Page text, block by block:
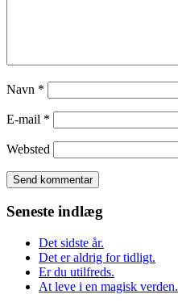
Navn *
E-mail *
Websted
Seneste indlæg
Det sidste år.
Det er aldrig for tidligt.
Er du utilfreds.
At leve i en magisk verden.